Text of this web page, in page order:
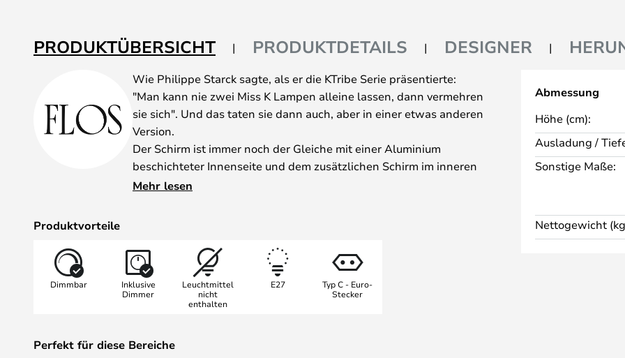
PRODUKTÜBERSICHT PRODUKTDETAILS DESIGNER
Wie Philippe Starck sagte, als er die KTribe Serie präsentierte:
"Man kann nie zwei Miss K Lampen alleine lassen, dann vermehren
sie sich". Und das taten sie dann auch, aber in einer etwas anderen
Version.
Der Schirm ist immer noch der Gleiche mit einer Aluminium
beschichteter Innenseite und dem zusätzlichen Schirm im inneren
des Lampenschirmes, der für das sanfte Licht sorgt.
Auch die Bibliotheue National Leuchten sind mit dem gleichen
Lampenschirm ausgestattet wie die KTribe Leuchten.
Mehr lesen
Produktvorteile
Dimmbar
Inklusive
Dimmer
Leuchtmittel
nicht
enthalten
E27
Typ C - Euro-
Stecker
Perfekt für diese Bereiche
Abmessung
Höhe (cm):
Ausladung /
Sonstige Maße:
Nettogewicht